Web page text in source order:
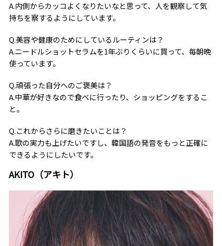
A.内側からカッコよくなりたいなと思って、人を観察して気
持ちを察するようにしています。
Q.美容や健康のためにしているルーティンは？
A.ニードルショットセラムを1年ぶりくらいに買って、毎朝晩
使っています。
Q.頑張った自分へのご褒美は？
A.中華が好きなので食べに行ったり、ショッピングをするこ
と。
Q.これからさらに磨きたいことは？
A.歌の実力も上げたいですし、韓国語の発音をもっと正確に
できるようにしたいです。
AKITO（アキト）